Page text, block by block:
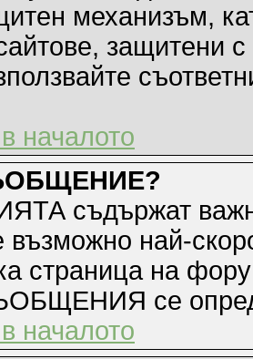
механизъм,
защитени
началото
съдържат
възможно най-
страница на
се
началото